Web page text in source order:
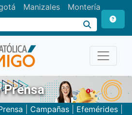
Manizales Montería
Prensa
Campañas Efemérides